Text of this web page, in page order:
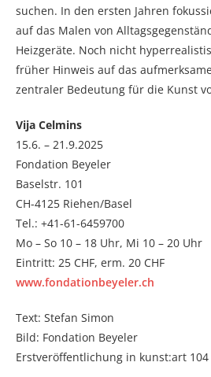
suchen. In den ersten Jahren
auf das Malen von
Heizgeräte. Noch nicht
früher Hinweis auf das
zentraler Bedeutung für die Kunst
Vija Celmins
15.6. – 21.9.2025
Fondation Beyeler
Baselstr. 101
CH-4125 Riehen/Basel
Tel.: +41-61-6459700
Mo – So 10 – 18 Uhr, Mi 10 – 20 Uhr
Eintritt: 25 CHF, erm. 20 CHF
www.fondationbeyeler.ch
Text: Stefan Simon
Bild: Fondation Beyeler
Erstveröffentlichung in kunst:art 104